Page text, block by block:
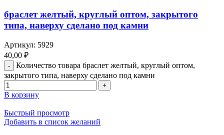
браслет желтый, круглый оптом, закрытого
типа, наверху сделано под камни
Артикул: 5929
40,00 ₽
Количество товара браслет желтый, круглый оптом,
закрытого типа, наверху сделано под камни
В корзину
Быстрый просмотр
Добавить в список желаний